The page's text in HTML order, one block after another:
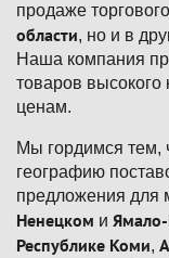
продаже
области, но и в
Наша компания
товаров высокого
ценам.
Мы гордимся тем,
географию
предложения для
Ненецком и
Республике Коми,